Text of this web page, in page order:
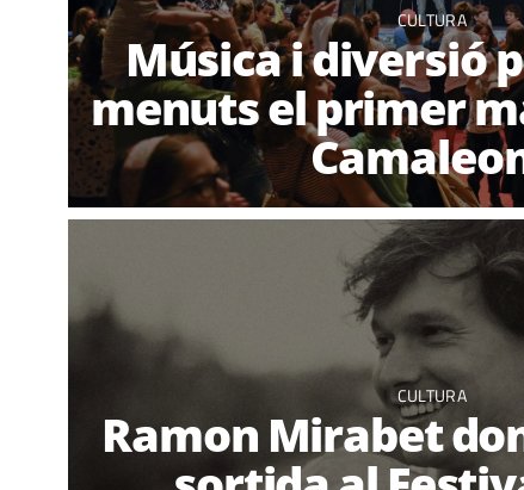
CULTURA
Música i diversió
menuts el primer
CULTURA
Ramon Mirabet